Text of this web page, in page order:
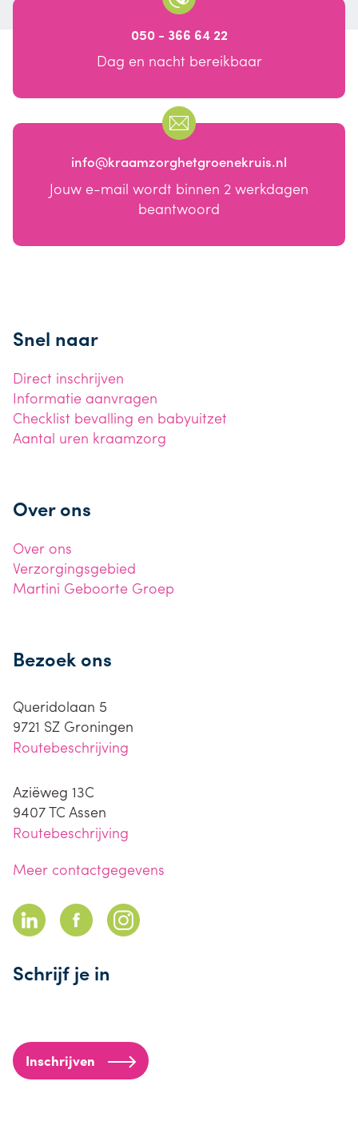
050 - 366 64 22
Dag en nacht bereikbaar
info@kraamzorghetgroenekruis.nl
Jouw e-mail wordt binnen 2 werkdagen
beantwoord
Snel naar
Direct inschrijven
Informatie aanvragen
Checklist bevalling en babyuitzet
Aantal uren kraamzorg
Over ons
Over ons
Verzorgingsgebied
Martini Geboorte Groep
Bezoek ons
Queridolaan 5
9721 SZ Groningen
Routebeschrijving
Aziëweg 13C
9407 TC Assen
Routebeschrijving
Meer contactgegevens
Schrijf je in
Inschrijven